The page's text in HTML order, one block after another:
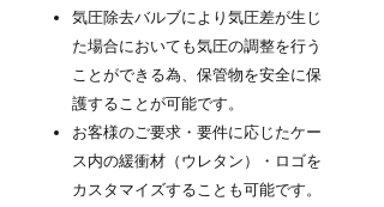
気圧除去バルブにより気圧差が生じ
た場合においても気圧の調整を行う
ことができる為、保管物を安全に保
護することが可能です。
お客様のご要求・要件に応じたケー
ス内の緩衝材（ウレタン）・ロゴを
カスタマイズすることも可能です。